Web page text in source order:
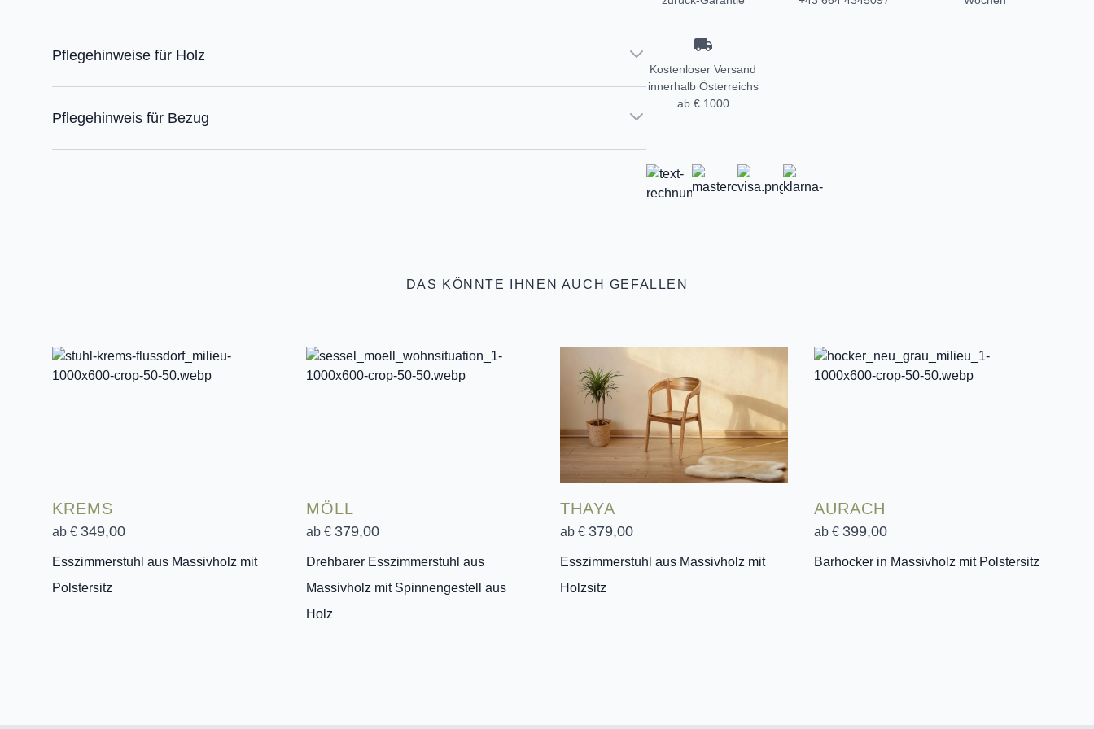
Pflegehinweise für Holz
Pflegehinweis für Bezug
Kostenloser Versand
innerhalb Österreichs
ab € 1000
DAS KÖNNTE IHNEN AUCH GEFALLEN
KREMS
ab € 349,00
Esszimmerstuhl aus Massivholz mit
Polstersitz
MÖLL
ab € 379,00
Drehbarer Esszimmerstuhl aus
Massivholz mit Spinnengestell aus
Holz
THAYA
ab € 379,00
Esszimmerstuhl aus Massivholz mit
Holzsitz
AURACH
ab € 399,00
Barhocker in Massivholz mit Polstersitz